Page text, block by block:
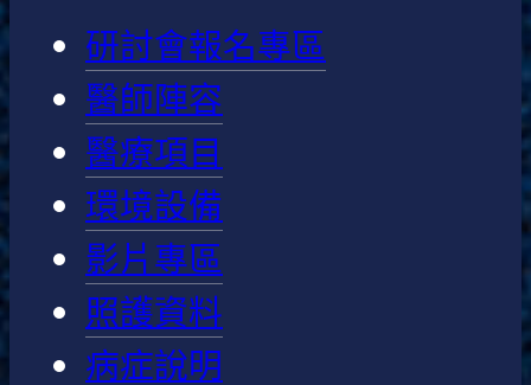
研討會報名專區
醫師陣容
醫療項目
環境設備
影片專區
照護資料
病症說明